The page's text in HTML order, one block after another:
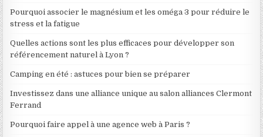
Pourquoi associer le magnésium et les oméga 3 pour réduire le
stress et la fatigue
Quelles actions sont les plus efficaces pour développer son
référencement naturel à Lyon ?
Camping en été : astuces pour bien se préparer
Investissez dans une alliance unique au salon alliances Clermont
Ferrand
Pourquoi faire appel à une agence web à Paris ?